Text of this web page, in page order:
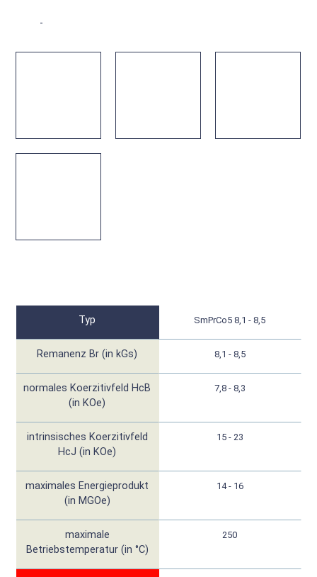
-
Typ SmPrCo5 8,1 - 8,5
Remanenz Br (in kGs) 8,1 - 8,5
normales Koerzitivfeld HcB
(in KOe)
7,8 - 8,3
intrinsisches Koerzitivfeld
HcJ (in KOe)
15 - 23
maximales Energieprodukt
(in MGOe)
14 - 16
maximale
Betriebstemperatur (in °C)
250